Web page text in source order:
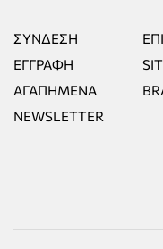
ΣΎΝΔΕΣΗ
ΕΓΓΡΑΦΉ
ΑΓΑΠΗΜΈΝΑ
NEWSLETTER